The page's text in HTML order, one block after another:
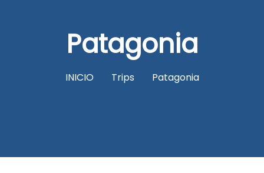
Patagonia
INICIO Trips Patagonia